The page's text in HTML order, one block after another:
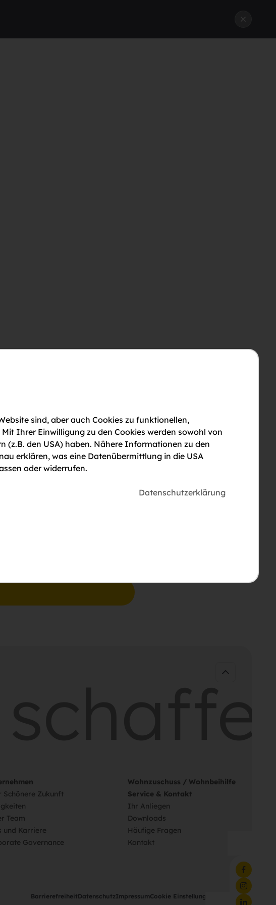
Schönere Zukunft
Team
und Karriere
Governance
Wohnzuschuss / Wohnbeihilfe
Service & Kontakt
Ihr Anliegen
Downloads
Häufige Fragen
Kontakt
BarrierefreiheitDatenschutzImpressumCookie Einstellungen
sind, aber auch Cookies zu funktionellen,
Ihrer Einwilligung zu den Cookies werden sowohl von
(z.B. den USA) haben. Nähere Informationen zu den
erklären, was eine Datenübermittlung in die USA
oder widerrufen.
Datenschutzerklärung